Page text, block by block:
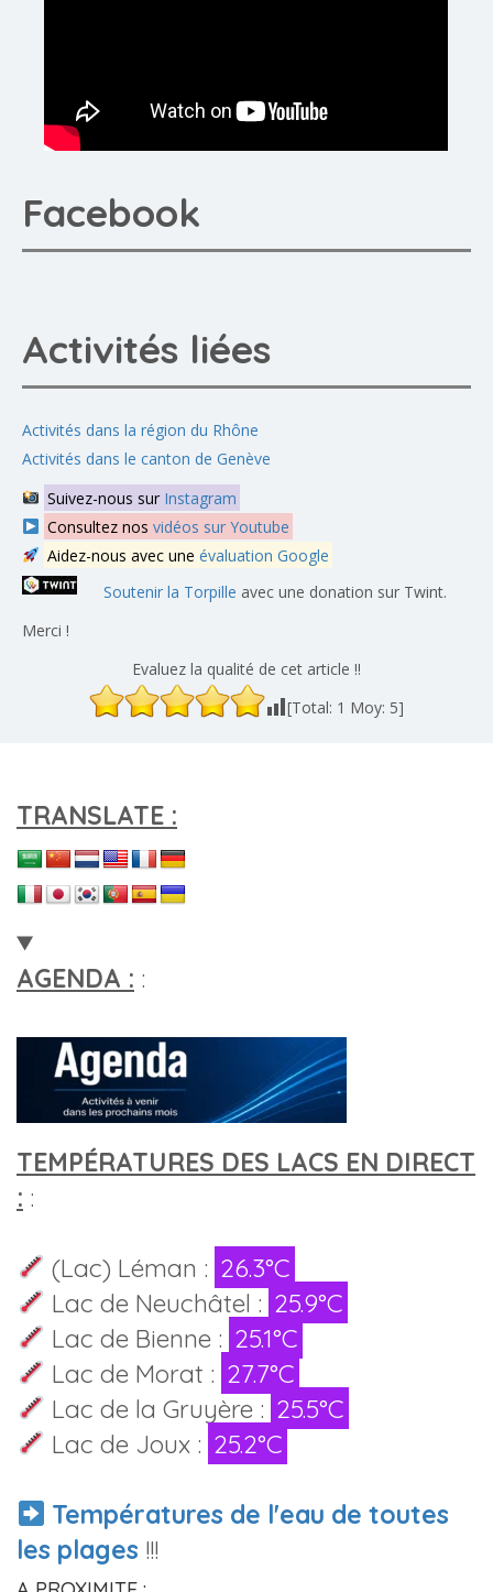
Facebook
Activités liées
Activités dans la région du Rhône
Activités dans le canton de Genève
Suivez-nous sur Instagram
Consultez nos vidéos sur Youtube
Aidez-nous avec une évaluation Google
Soutenir la Torpille avec une donation sur Twint.
Merci !
Evaluez la qualité de cet article !!
[Total: 1 Moy: 5]
TRANSLATE :
AGENDA : :
TEMPÉRATURES DES LACS EN DIRECT
: :
(Lac) Léman : 26.3°C
Lac de Neuchâtel : 25.9°C
Lac de Bienne : 25.1°C
Lac de Morat : 27.7°C
Lac de la Gruyère : 25.5°C
Lac de Joux : 25.2°C
Températures de l'eau de toutes
les plages !!!